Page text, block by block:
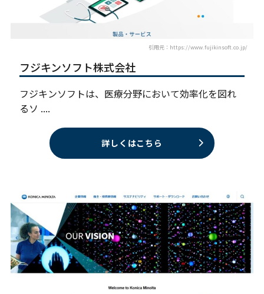
引用元：https://www.fujikinsoft.co.jp/
フジキンソフト株式会社
フジキンソフトは、医療分野において効率化を図れ
るソ ....
詳しくはこちら